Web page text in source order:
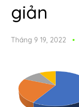
giản
Tháng 9 19, 2022